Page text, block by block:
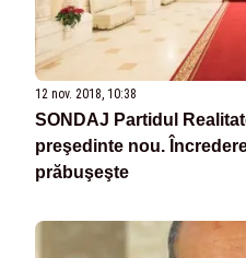
12 nov. 2018, 10:38
SONDAJ Partidul
preşedinte nou.
prăbuşeşte